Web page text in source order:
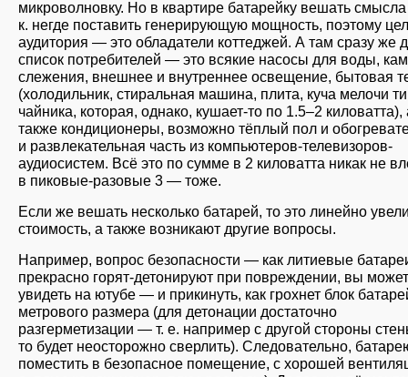
микроволновку. Но в квартире батарейку вешать смысла
к. негде поставить генерирующую мощность, поэтому
аудитория — это обладатели коттеджей. А там сразу же
список потребителей — это всякие насосы для воды,
слежения, внешнее и внутреннее освещение, бытовая
(холодильник, стиральная машина, плита, куча мелочи
чайника, которая, однако, кушает-то по 1.5–2 киловатта),
также кондиционеры, возможно тёплый пол и
и развлекательная часть из компьютеров-телевизоров-
аудиосистем. Всё это по сумме в 2 киловатта никак не
в пиковые-разовые 3 — тоже.
Если же вешать несколько батарей, то это линейно
стоимость, а также возникают другие вопросы.
Например, вопрос безопасности — как литиевые
прекрасно горят-детонируют при повреждении, вы
увидеть на ютубе — и прикинуть, как грохнет блок
метрового размера (для детонации достаточно
разгерметизации — т. е. например с другой стороны
то будет неосторожно сверлить). Следовательно,
поместить в безопасное помещение, с хорошей